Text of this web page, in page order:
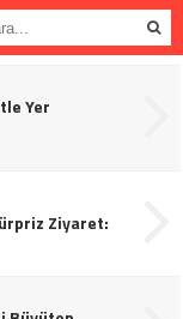
Yer
Ziyaret: